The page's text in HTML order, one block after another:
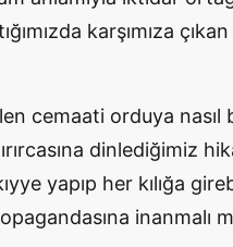
karşımıza
cemaati orduya nasıl
dinlediğimiz
yapıp her kılığa
inanmalı